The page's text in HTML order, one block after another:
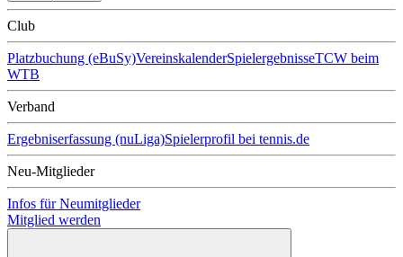
Club
Platzbuchung (eBuSy)VereinskalenderSpielergebnisseTCW beim
WTB
Verband
Ergebniserfassung (nuLiga)Spielerprofil bei tennis.de
Neu-Mitglieder
Infos für Neumitglieder
Mitglied werden